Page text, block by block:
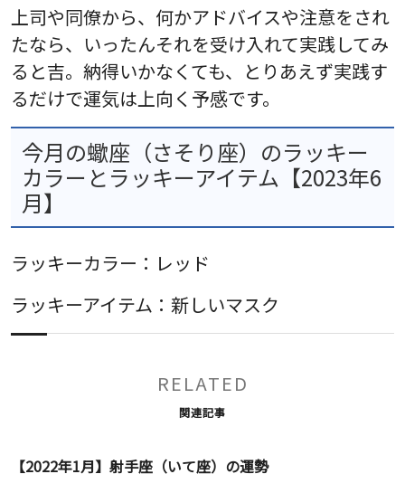
上司や同僚から、何かアドバイスや注意をされ
たなら、いったんそれを受け入れて実践してみ
ると吉。納得いかなくても、とりあえず実践す
るだけで運気は上向く予感です。
今月の蠍座（さそり座）のラッキー
カラーとラッキーアイテム【2023年6
月】
ラッキーカラー：レッド
ラッキーアイテム：新しいマスク
RELATED
関連記事
【2022年1月】射手座（いて座）の運勢